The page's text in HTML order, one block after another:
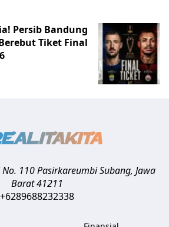
Persib Bandung
Tiket Final
No. 110 Pasirkareumbi Subang, Jawa
Barat41211
+6289688232338